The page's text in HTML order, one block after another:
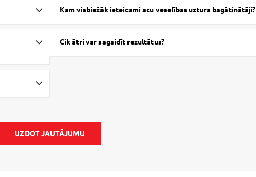
Kam visbiežāk ieteicami acu veselības uztura bagātinātāji?
Cik ātri var sagaidīt rezultātus?
UZDOT JAUTĀJUMU